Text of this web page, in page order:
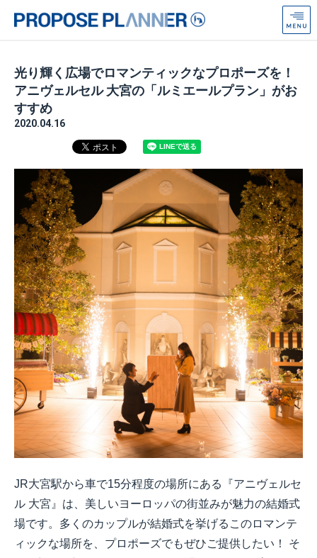
ロ
ズ
プ
ナ
from
Anniversaire
光り輝く広場でロマンティックなプロポーズを！
アニヴェルセル 大宮の「ルミエールプラン」がお
すすめ
2020.04.16
JR大宮駅から車で15分程度の場所にある『アニヴェルセ
ル 大宮』は、美しいヨーロッパの街並みが魅力の結婚式
場です。多くのカップルが結婚式を挙げるこのロマンテ
ィックな場所を、プロポーズでもぜひご提供したい！ そ